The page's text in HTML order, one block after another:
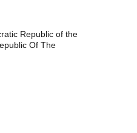
Republic of the
Of The